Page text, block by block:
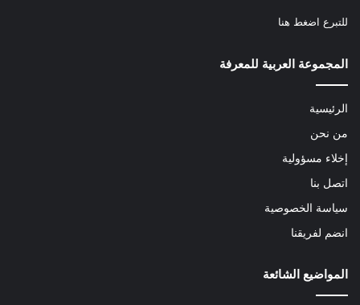
للتبرع اضغط هنا
المجموعة العربية للمعرفة
الرئيسية
من نحن
إخلاء مسؤولية
اتصل بنا
سياسة الخصوصية
انضم لفريقنا
المواضيع الشائعة